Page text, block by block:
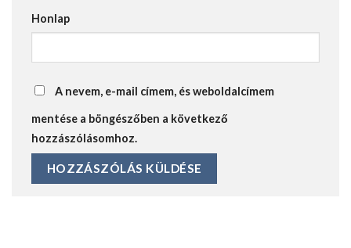
Honlap
A nevem, e-mail címem, és weboldalcímem
mentése a böngészőben a következő
hozzászólásomhoz.